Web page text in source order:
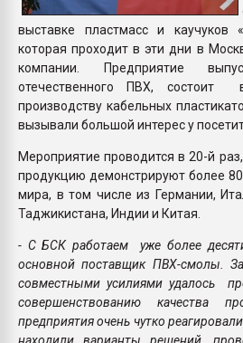
выставке пластмасс и каучуков
которая проходит в эти дни в
компании. Предприятие
отечественного ПВХ,
производству кабельных
вызывали большой интерес у
Мероприятие проводится в 20-й
продукцию демонстрируют более
мира, в том числе из Германии,
Таджикистана, Индии и Китая.
- С БСК работаем уже более
основной поставщик ПВХ-смолы.
совместными усилиями удалось
совершенствованию качества
предприятия очень чутко
находили варианты решений,